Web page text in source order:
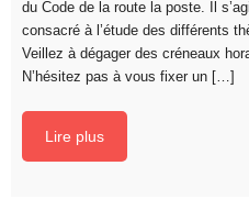
du Code de la route la poste. Il
consacré à l’étude des différents
Veillez à dégager des créneaux
N’hésitez pas à vous fixer un […]
Lire plus